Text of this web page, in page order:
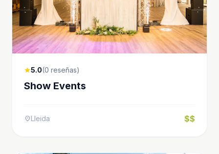
star5.0(0 reseñas)
Show Events
location_onLleida $$